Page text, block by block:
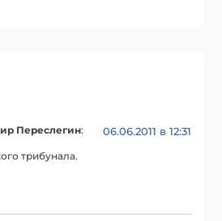
Переслегин: 06.06.2011 в 12:31
трибунала.